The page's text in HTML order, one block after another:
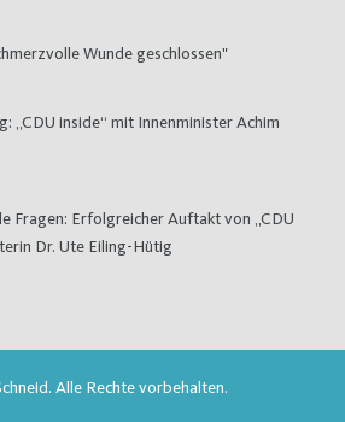
Wunde geschlossen"
„CDU inside“ mit Innenminister Achim
Fragen: Erfolgreicher Auftakt von „CDU
Dr. Ute Eiling-Hütig
Alle Rechte vorbehalten.